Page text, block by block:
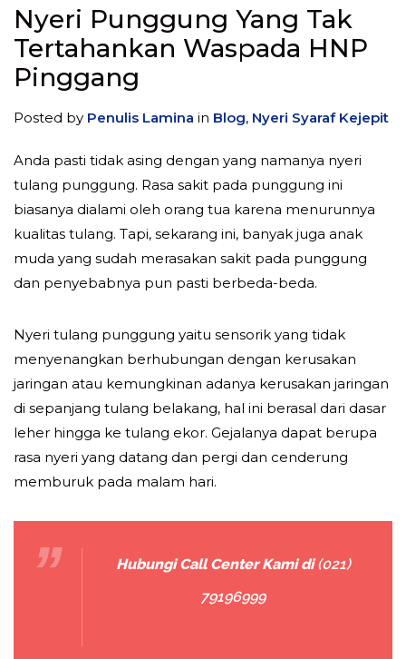
Nyeri Punggung Yang Tak
Tertahankan Waspada HNP
Pinggang
Posted by Penulis Lamina in Blog, Nyeri Syaraf Kejepit
Anda pasti tidak asing dengan yang namanya nyeri
tulang punggung. Rasa sakit pada punggung ini
biasanya dialami oleh orang tua karena menurunnya
kualitas tulang. Tapi, sekarang ini, banyak juga anak
muda yang sudah merasakan sakit pada punggung
dan penyebabnya pun pasti berbeda-beda.
Nyeri tulang punggung yaitu sensorik yang tidak
menyenangkan berhubungan dengan kerusakan
jaringan atau kemungkinan adanya kerusakan jaringan
di sepanjang tulang belakang, hal ini berasal dari dasar
leher hingga ke tulang ekor. Gejalanya dapat berupa
rasa nyeri yang datang dan pergi dan cenderung
memburuk pada malam hari.
Hubungi Call Center Kami di(021)
79196999